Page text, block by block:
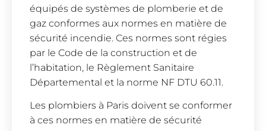
équipés de systèmes de plomberie et de
gaz conformes aux normes en matière de
sécurité incendie. Ces normes sont régies
par le Code de la construction et de
l’habitation, le Règlement Sanitaire
Départemental et la norme NF DTU 60.11.
Les plombiers à Paris doivent se conformer
à ces normes en matière de sécurité